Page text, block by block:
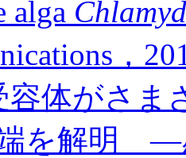
alga
，
容体がさま
を解明 ―